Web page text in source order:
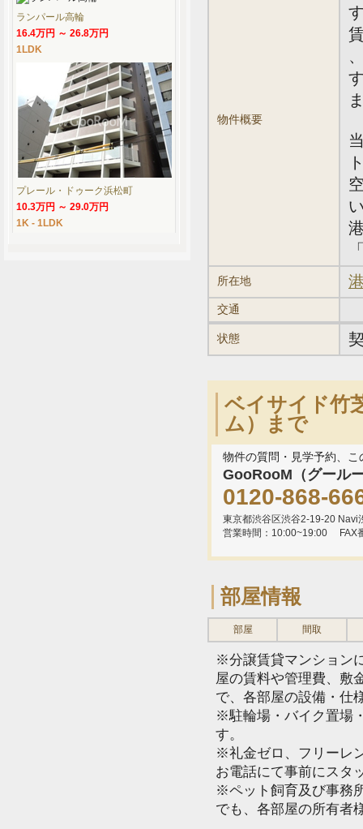
物件概要
所在地
交通
状態
ベイサイド竹
ム）まで
物件の質問・見学予約、
GooRooM（グール
0120-868-
東京都渋谷区渋谷2-19-20 Navi
営業時間：10:00~19:00
FAX
部屋情報
部屋 間取
※分譲賃貸マンション
屋の賃料や管理費、敷
で、各部屋の設備・仕
※駐輪場・バイク置場
す。
※礼金ゼロ、フリーレ
お電話にて事前にスタ
※ペット飼育及び事務
でも、各部屋の所有者
ランパール高輪
16.4万円 ～ 26.8万円
1LDK
プレール・ドゥーク浜松町
10.3万円 ～ 29.0万円
1K - 1LDK